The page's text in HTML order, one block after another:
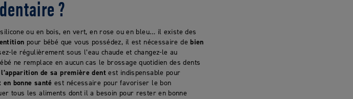
?
ou en bois, en vert, en rose ou en bleu… il existe des
pour bébé que vous possédez, il est nécessaire debien
le régulièrement sous l’eau chaude et changez-le au
ne remplace en aucun cas le brossage quotidien des dents
de sa première dentest indispensable pour
bonne santé est nécessaire pour favoriser le bon
tous les aliments dont il a besoin pour rester en bonne